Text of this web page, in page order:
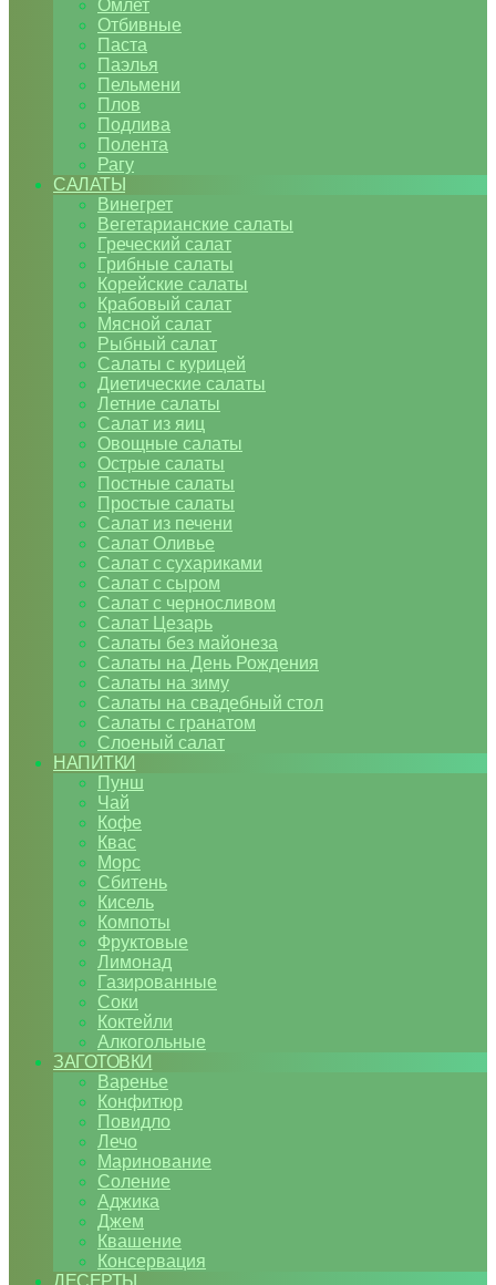
Омлет
Отбивные
Паста
Паэлья
Пельмени
Плов
Подлива
Полента
Рагу
САЛАТЫ
Винегрет
Вегетарианские салаты
Греческий салат
Грибные салаты
Корейские салаты
Крабовый салат
Мясной салат
Рыбный салат
Салаты с курицей
Диетические салаты
Летние салаты
Салат из яиц
Овощные салаты
Острые салаты
Постные салаты
Простые салаты
Салат из печени
Салат Оливье
Салат с сухариками
Салат с сыром
Салат с черносливом
Салат Цезарь
Салаты без майонеза
Салаты на День Рождения
Салаты на зиму
Салаты на свадебный стол
Салаты с гранатом
Слоеный салат
НАПИТКИ
Пунш
Чай
Кофе
Квас
Морс
Сбитень
Кисель
Компоты
Фруктовые
Лимонад
Газированные
Соки
Коктейли
Алкогольные
ЗАГОТОВКИ
Варенье
Конфитюр
Повидло
Лечо
Маринование
Соление
Аджика
Джем
Квашение
Консервация
ДЕСЕРТЫ